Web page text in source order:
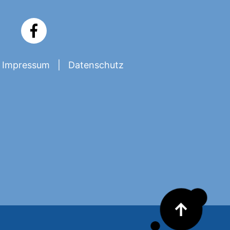
Impressum Datenschutz
↑